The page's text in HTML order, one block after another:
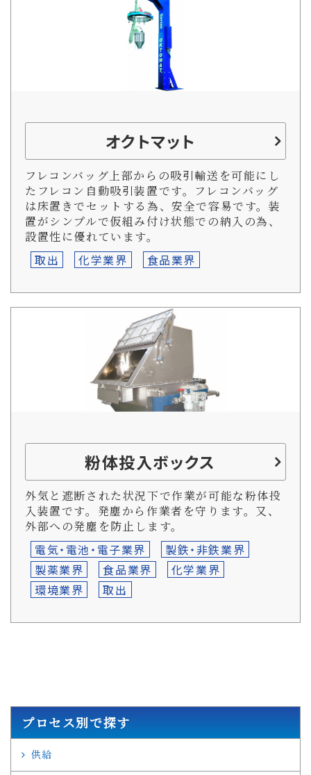
オクトマット
フレコンバッグ上部からの吸引輸送を可能にし
たフレコン自動吸引装置です。フレコンバッグ
は床置きでセットする為、安全で容易です。装
置がシンプルで仮組み付け状態での納入の為、
設置性に優れています。
取出 化学業界 食品業界
粉体投入ボックス
外気と遮断された状況下で作業が可能な粉体投
入装置です。発塵から作業者を守ります。又、
外部への発塵を防止します。
電気・電池・電子業界
製鉄・非鉄業界
製薬業界
食品業界
化学業界
環境業界
取出
プロセス別で探す
供給